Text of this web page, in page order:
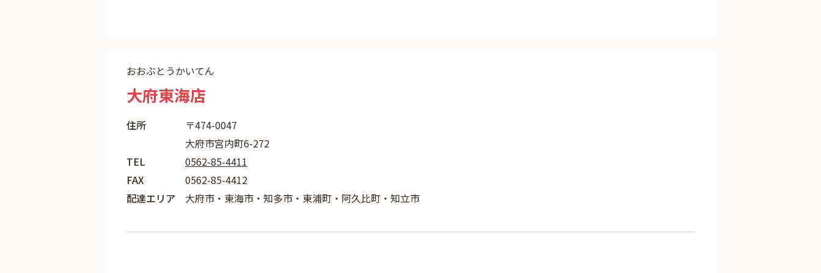
おおぶとうかいてん
大府東海店
住所
〒474-0047
大府市宮内町6-272
TEL
0562-85-4411
FAX
0562-85-4412
配達エリア
大府市・東海市・知多市・東浦町・阿久比町・知立市